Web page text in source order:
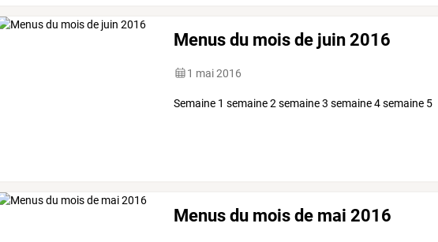
Menus du mois de juin 2016
1 mai 2016
Semaine 1 semaine 2 semaine 3 semaine 4 semaine 5
Menus du mois de mai 2016